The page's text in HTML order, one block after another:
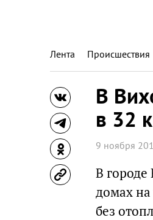
Лента Происшествия
В
в 32
9 ноября
В городе
домах на
без